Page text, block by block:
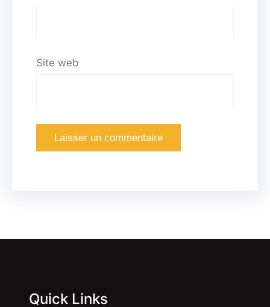
Site web
Quick Links